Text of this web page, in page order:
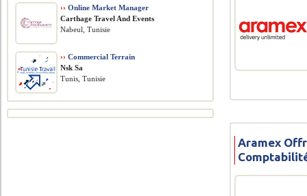
Aramex
›› Online Market Manager
Carthage Travel And Events
Nabeul, Tunisie
›› Commercial Terrain
Nsk Sa
Tunis, Tunisie